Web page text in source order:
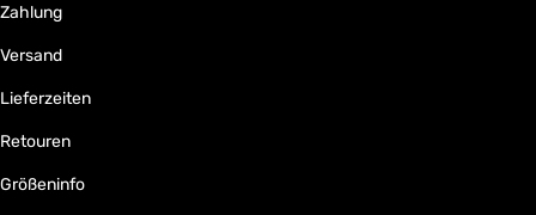
Zahlung
Versand
Lieferzeiten
Retouren
Größeninfo